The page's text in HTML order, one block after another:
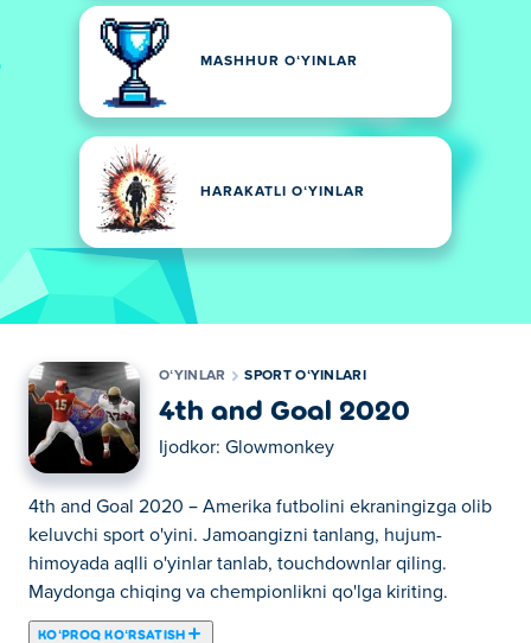
MASHHUR OʻYINLAR
HARAKATLI OʻYINLAR
OʻYINLAR SPORT OʻYINLARI
4th and Goal 2020
Ijodkor: Glowmonkey
4th and Goal 2020 – Amerika futbolini ekraningizga olib
keluvchi sport o'yini. Jamoangizni tanlang, hujum-
himoyada aqlli o'yinlar tanlab, touchdownlar qiling.
Maydonga chiqing va chempionlikni qo'lga kiriting.
KOʻPROQ KOʻRSATISH